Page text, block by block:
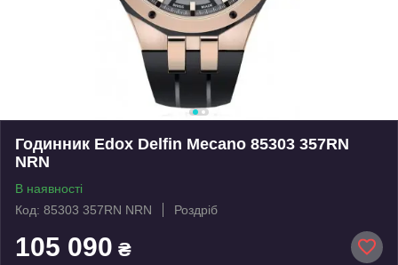
Годинник Edox Delfin Mecano 85303 357RN
NRN
В наявності
Код: 85303 357RN NRN
Роздріб
105 090 ₴